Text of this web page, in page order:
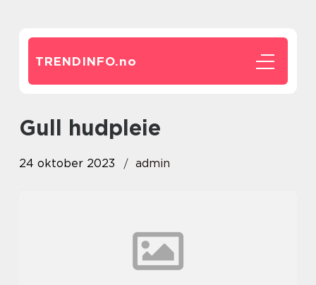
TRENDINFO.no
gull hudpleie
24 oktober 2023 admin